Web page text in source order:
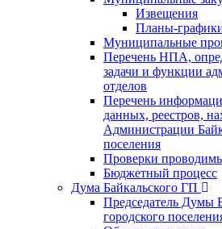
Извещения
Планы-
Муниципальные
Перечень НПА,
задачи и функции
отделов
Перечень
данных, реестров,
Администрации
поселения
Проверки
Бюджетный процесс
Дума Байкальского ГП
Председатель Думы
городского